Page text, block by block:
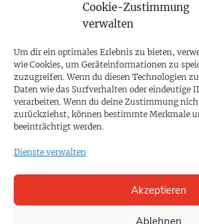
Cookie-Zustimmung
verwalten
Um dir ein optimales Erlebnis zu bieten,
wie Cookies, um Geräteinformationen zu
zuzugreifen. Wenn du diesen Technologien
Daten wie das Surfverhalten oder eindeutige
verarbeiten. Wenn du deine Zustimmung
zurückziehst, können bestimmte Merkmale
beeinträchtigt werden.
Dienste verwalten
Akzeptieren
Ablehnen
PROKOMPAKT
SPENDEN
Datenschutz
KONTAKT